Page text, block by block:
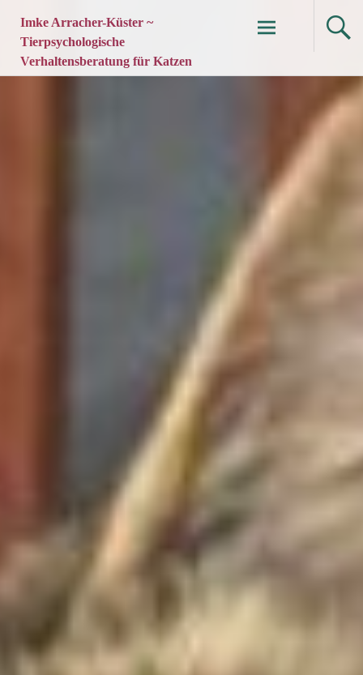
Imke Arracher-Küster ~
Tierpsychologische
Verhaltensberatung für Katzen